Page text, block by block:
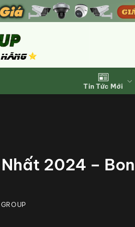
Tin Tức Mới
2024 –